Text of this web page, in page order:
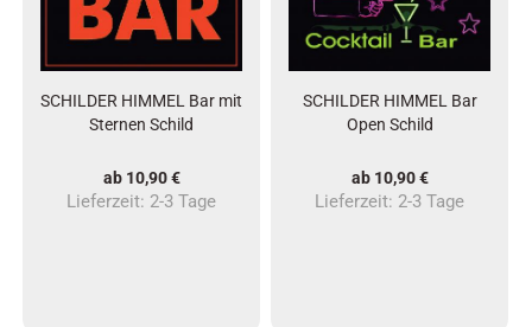
SCHILDER HIMMEL Bar mit
Sternen Schild
ab 10,90 €
Lieferzeit: 2-3 Tage
SCHILDER HIMMEL Bar
Open Schild
ab 10,90 €
Lieferzeit: 2-3 Tage